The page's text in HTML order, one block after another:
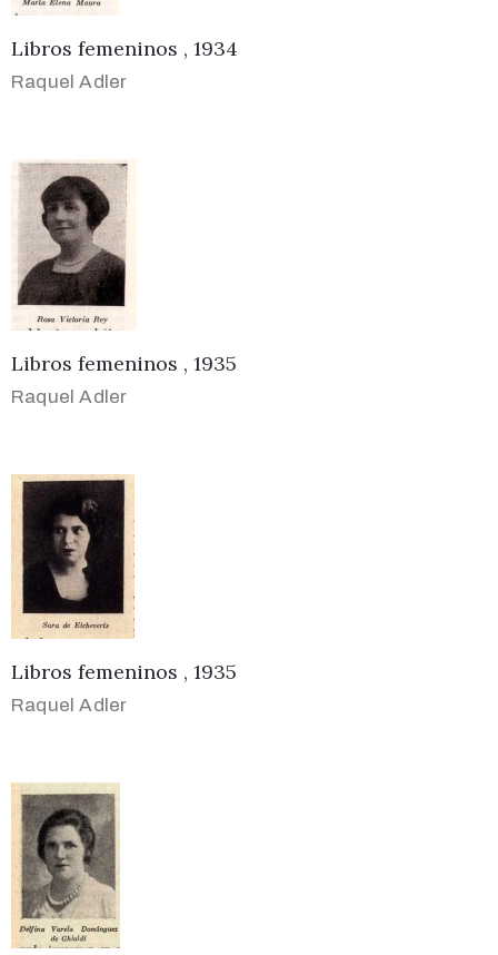
Libros femeninos , 1934
Raquel Adler
Libros femeninos , 1935
Raquel Adler
Libros femeninos , 1935
Raquel Adler